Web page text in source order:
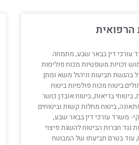
הרפואית
עורכי דין בבאר שבע, מתמחה
זכויות משפטיות מכוח פוליסות
בהגשת תביעות וניהול משא ומתן
ביטוח מכוח פולסיות ביטוח
ביטוחי בריאות, ביטוח אובדן כושר
ביטוח מחלות קשות וביטוחים
משרד עורכי דין בבאר שבע,
נגד חברות הביטוח להשגת פיצוי
עוד בטרם תביעתו של המבוטח